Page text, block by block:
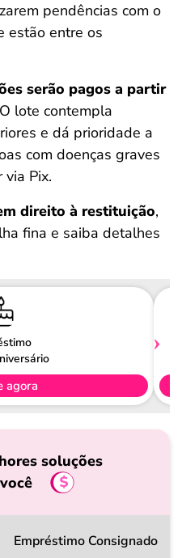
pendências com o
estão entre os
serão pagos a partir
lote contempla
e dá prioridade a
com doenças graves
Pix.
direito à restituição,
fina e saiba detalhes
agora
soluções
Empréstimo Consignado